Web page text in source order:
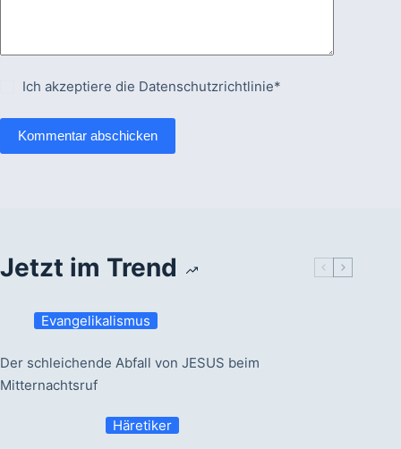
Ich akzeptiere die Datenschutzrichtlinie*
Kommentar abschicken
Jetzt im Trend
Evangelikalismus
Der schleichende Abfall von JESUS beim
Mitternachtsruf
Häretiker